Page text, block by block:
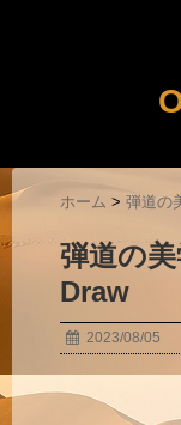
ホーム > 弾道の
弾道の
Draw
2023/08/05